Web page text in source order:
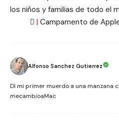
los niños y familias de todo el
 | Campamento de
Alfonso Sanchez Gutierrez
Dí mi primer muerdo a una manzana
mecambioaMac